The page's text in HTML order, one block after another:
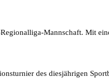
Mannschaft. Mit
des diesjährigen